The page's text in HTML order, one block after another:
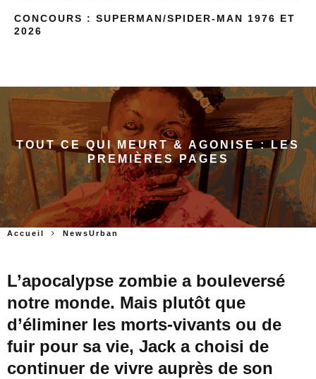
CONCOURS : SUPERMAN/SPIDER-MAN 1976 ET
2026
TOUT CE QUI MEURT & AGONISE : LES
PREMIÈRES PAGES
Accueil NewsUrban
L’apocalypse zombie a bouleversé
notre monde. Mais plutôt que
d’éliminer les morts-vivants ou de
fuir pour sa vie, Jack a choisi de
continuer de vivre auprès de son